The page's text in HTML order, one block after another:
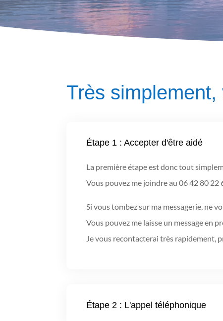
Très
Étape 1 : Accepter d'être aidé
La première étape est donc tout
Vous pouvez me joindre au 06 42 80
Si vous tombez sur ma messagerie, ne
Vous pouvez me laisse un message en
Je vous recontacterai très rapidement,
Étape 2 : L'appel téléphonique